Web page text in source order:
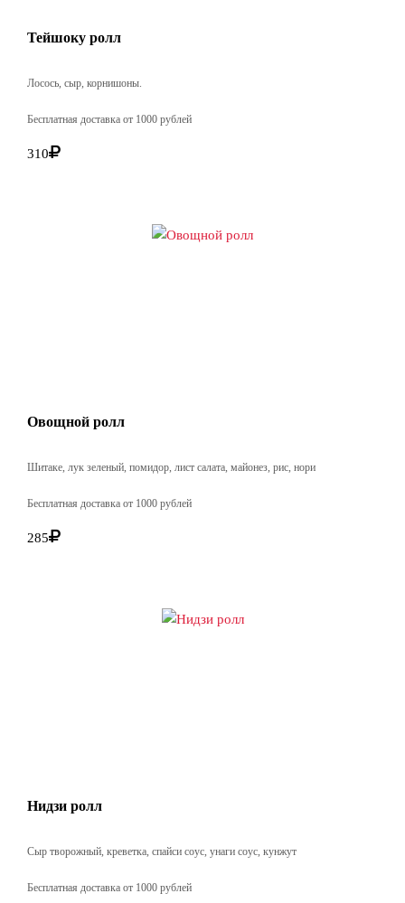
Тейшоку ролл
Лосось, сыр, корнишоны.
Бесплатная доставка от 1000 рублей
310
Овощной ролл
Шитаке, лук зеленый, помидор, лист салата, майонез, рис, нори
Бесплатная доставка от 1000 рублей
285
Нидзи ролл
Сыр творожный, креветка, спайси соус, унаги соус, кунжут
Бесплатная доставка от 1000 рублей